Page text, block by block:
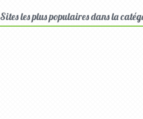
Sites les plus populaires dans la